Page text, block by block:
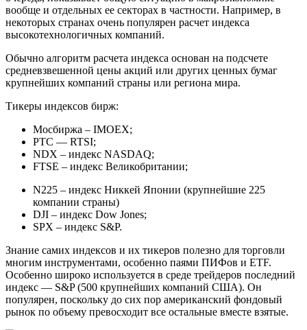
вообще и отдельных ее секторах в частности. Например, в
некоторых странах очень популярен расчет индекса
высокотехнологичных компаний.
Обычно алгоритм расчета индекса основан на подсчете
средневзвешенной цены акций или других ценных бумаг
крупнейших компаний страны или региона мира.
Тикеры индексов бирж:
Мосбиржа – IMOEX;
РТС — RTSI;
NDX – индекс NASDAQ;
FTSE – индекс Великобритании;
N225 – индекс Никкей Японии (крупнейшие 225
компании страны)
DJI – индекс Dow Jones;
SPX – индекс S&P.
Знание самих индексов и их тикеров полезно для торговли
многим инструментами, особенно паями ПИФов и ETF.
Особенно широко используется в среде трейдеров последний
индекс — S&P (500 крупнейших компаний США). Он
популярен, поскольку до сих пор американский фондовый
рынок по объему превосходит все остальные вместе взятые.